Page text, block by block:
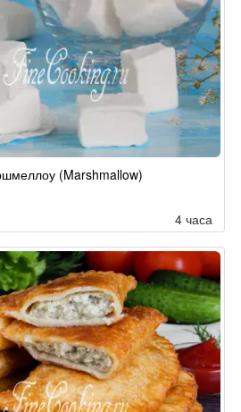
(Marshmallow)
4 часа